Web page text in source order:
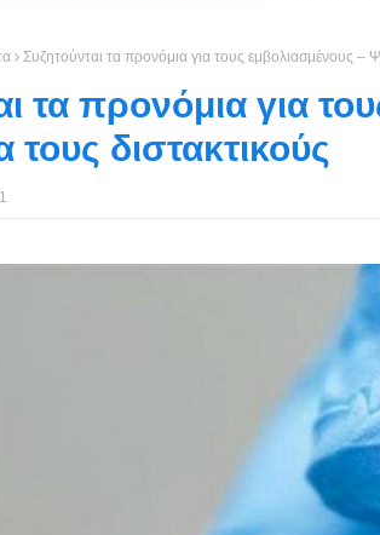
Συζητούνται τα προνόμια για τους εμβολιασμένους –
τα προνόμια για
τους διστακτικούς